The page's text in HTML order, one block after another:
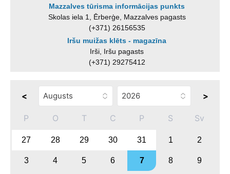
Mazzalves tūrisma informācijas punkts
Skolas iela 1, Ērberģe, Mazzalves pagasts
(+371) 26156535
Iršu muižas klēts - magazīna
Irši, Iršu pagasts
(+371) 29275412
< >
P O T C P S Sv
27 28 29 30 31 1 2
3 4 5 6 7 8 9